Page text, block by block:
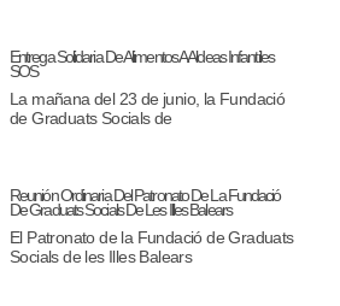
Entrega Solidaria De Alimentos A Aldeas Infantiles
SOS
La mañana del 23 de junio, la Fundació
de Graduats Socials de
Reunión Ordinaria Del Patronato De La Fundació
De Graduats Socials De Les Illes Balears
El Patronato de la Fundació de Graduats
Socials de les Illes Balears